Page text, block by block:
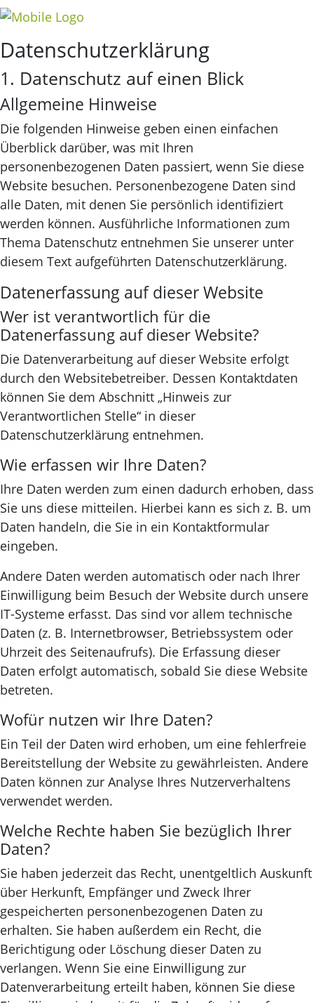
Datenschutz­erklärung
1. Datenschutz auf einen Blick
Allgemeine Hinweise
Die folgenden Hinweise geben einen einfachen
Überblick darüber, was mit Ihren
personenbezogenen Daten passiert, wenn Sie diese
Website besuchen. Personenbezogene Daten sind
alle Daten, mit denen Sie persönlich identifiziert
werden können. Ausführliche Informationen zum
Thema Datenschutz entnehmen Sie unserer unter
diesem Text aufgeführten Datenschutzerklärung.
Datenerfassung auf dieser Website
Wer ist verantwortlich für die
Datenerfassung auf dieser Website?
Die Datenverarbeitung auf dieser Website erfolgt
durch den Websitebetreiber. Dessen Kontaktdaten
können Sie dem Abschnitt „Hinweis zur
Verantwortlichen Stelle“ in dieser
Datenschutzerklärung entnehmen.
Wie erfassen wir Ihre Daten?
Ihre Daten werden zum einen dadurch erhoben, dass
Sie uns diese mitteilen. Hierbei kann es sich z. B. um
Daten handeln, die Sie in ein Kontaktformular
eingeben.
Andere Daten werden automatisch oder nach Ihrer
Einwilligung beim Besuch der Website durch unsere
IT-Systeme erfasst. Das sind vor allem technische
Daten (z. B. Internetbrowser, Betriebssystem oder
Uhrzeit des Seitenaufrufs). Die Erfassung dieser
Daten erfolgt automatisch, sobald Sie diese Website
betreten.
Wofür nutzen wir Ihre Daten?
Ein Teil der Daten wird erhoben, um eine fehlerfreie
Bereitstellung der Website zu gewährleisten. Andere
Daten können zur Analyse Ihres Nutzerverhaltens
verwendet werden.
Welche Rechte haben Sie bezüglich Ihrer
Daten?
Sie haben jederzeit das Recht, unentgeltlich Auskunft
über Herkunft, Empfänger und Zweck Ihrer
gespeicherten personenbezogenen Daten zu
erhalten. Sie haben außerdem ein Recht, die
Berichtigung oder Löschung dieser Daten zu
verlangen. Wenn Sie eine Einwilligung zur
Datenverarbeitung erteilt haben, können Sie diese